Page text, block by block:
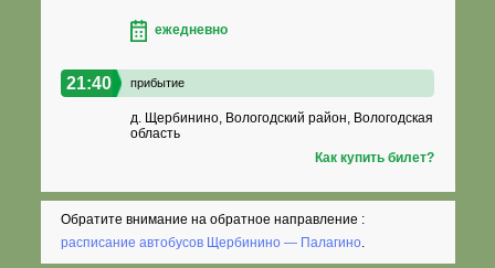
ежедневно
21:40 прибытие
д. Щербинино, Вологодский район, Вологодская
область
Как купить билет?
Обратите внимание на обратное направление :
расписание автобусов Щербинино — Палагино.